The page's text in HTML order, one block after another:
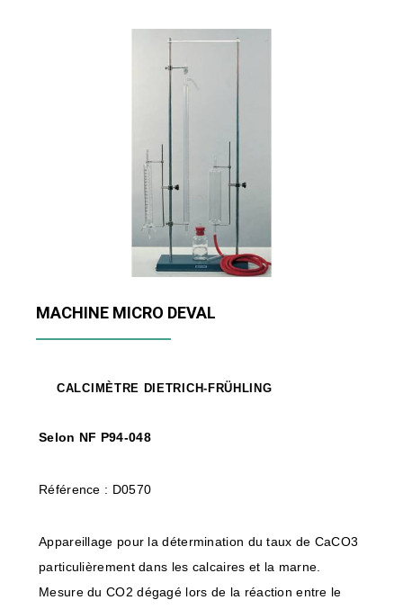
MACHINE MICRO DEVAL
CALCIMÈTRE DIETRICH-FRÜHLING
Selon NF P94-048
Référence : D0570
Appareillage pour la détermination du taux de CaCO3
particulièrement dans les calcaires et la marne.
Mesure du CO2 dégagé lors de la réaction entre le